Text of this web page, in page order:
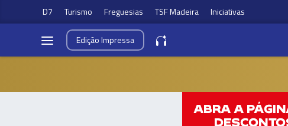
D7 Turismo Freguesias TSF Madeira Iniciativas
EdiçãoImpressa